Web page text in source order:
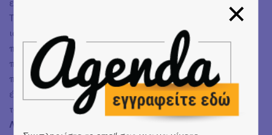
ερμηνευτές. Ο
Τομ, στέκεται ικανοποιητικά -όσο μάλιστα εξελίσσεται η
ιστορία εντάσσεται ακόμα βαθύτερα- στον ρόλο του
πετυχημένου gay που έρχεται να γνωρίσει τον κόσμο του
πρώην συντρόφου του, με όλες τις προεκτάσεις που θα
προκύψουν στην πορεία και θα τον μετατρέψουν σε
έρμαιο ενός νέου πάθους με τον πανομοιότυπο αδερφό
του εκλιπόντος, τον Φράγκο -τον υποδύεται θαυμάσια ο
Λευτέρης Πολυχρόνης,
που δε θα ήταν άδικο να πούμε